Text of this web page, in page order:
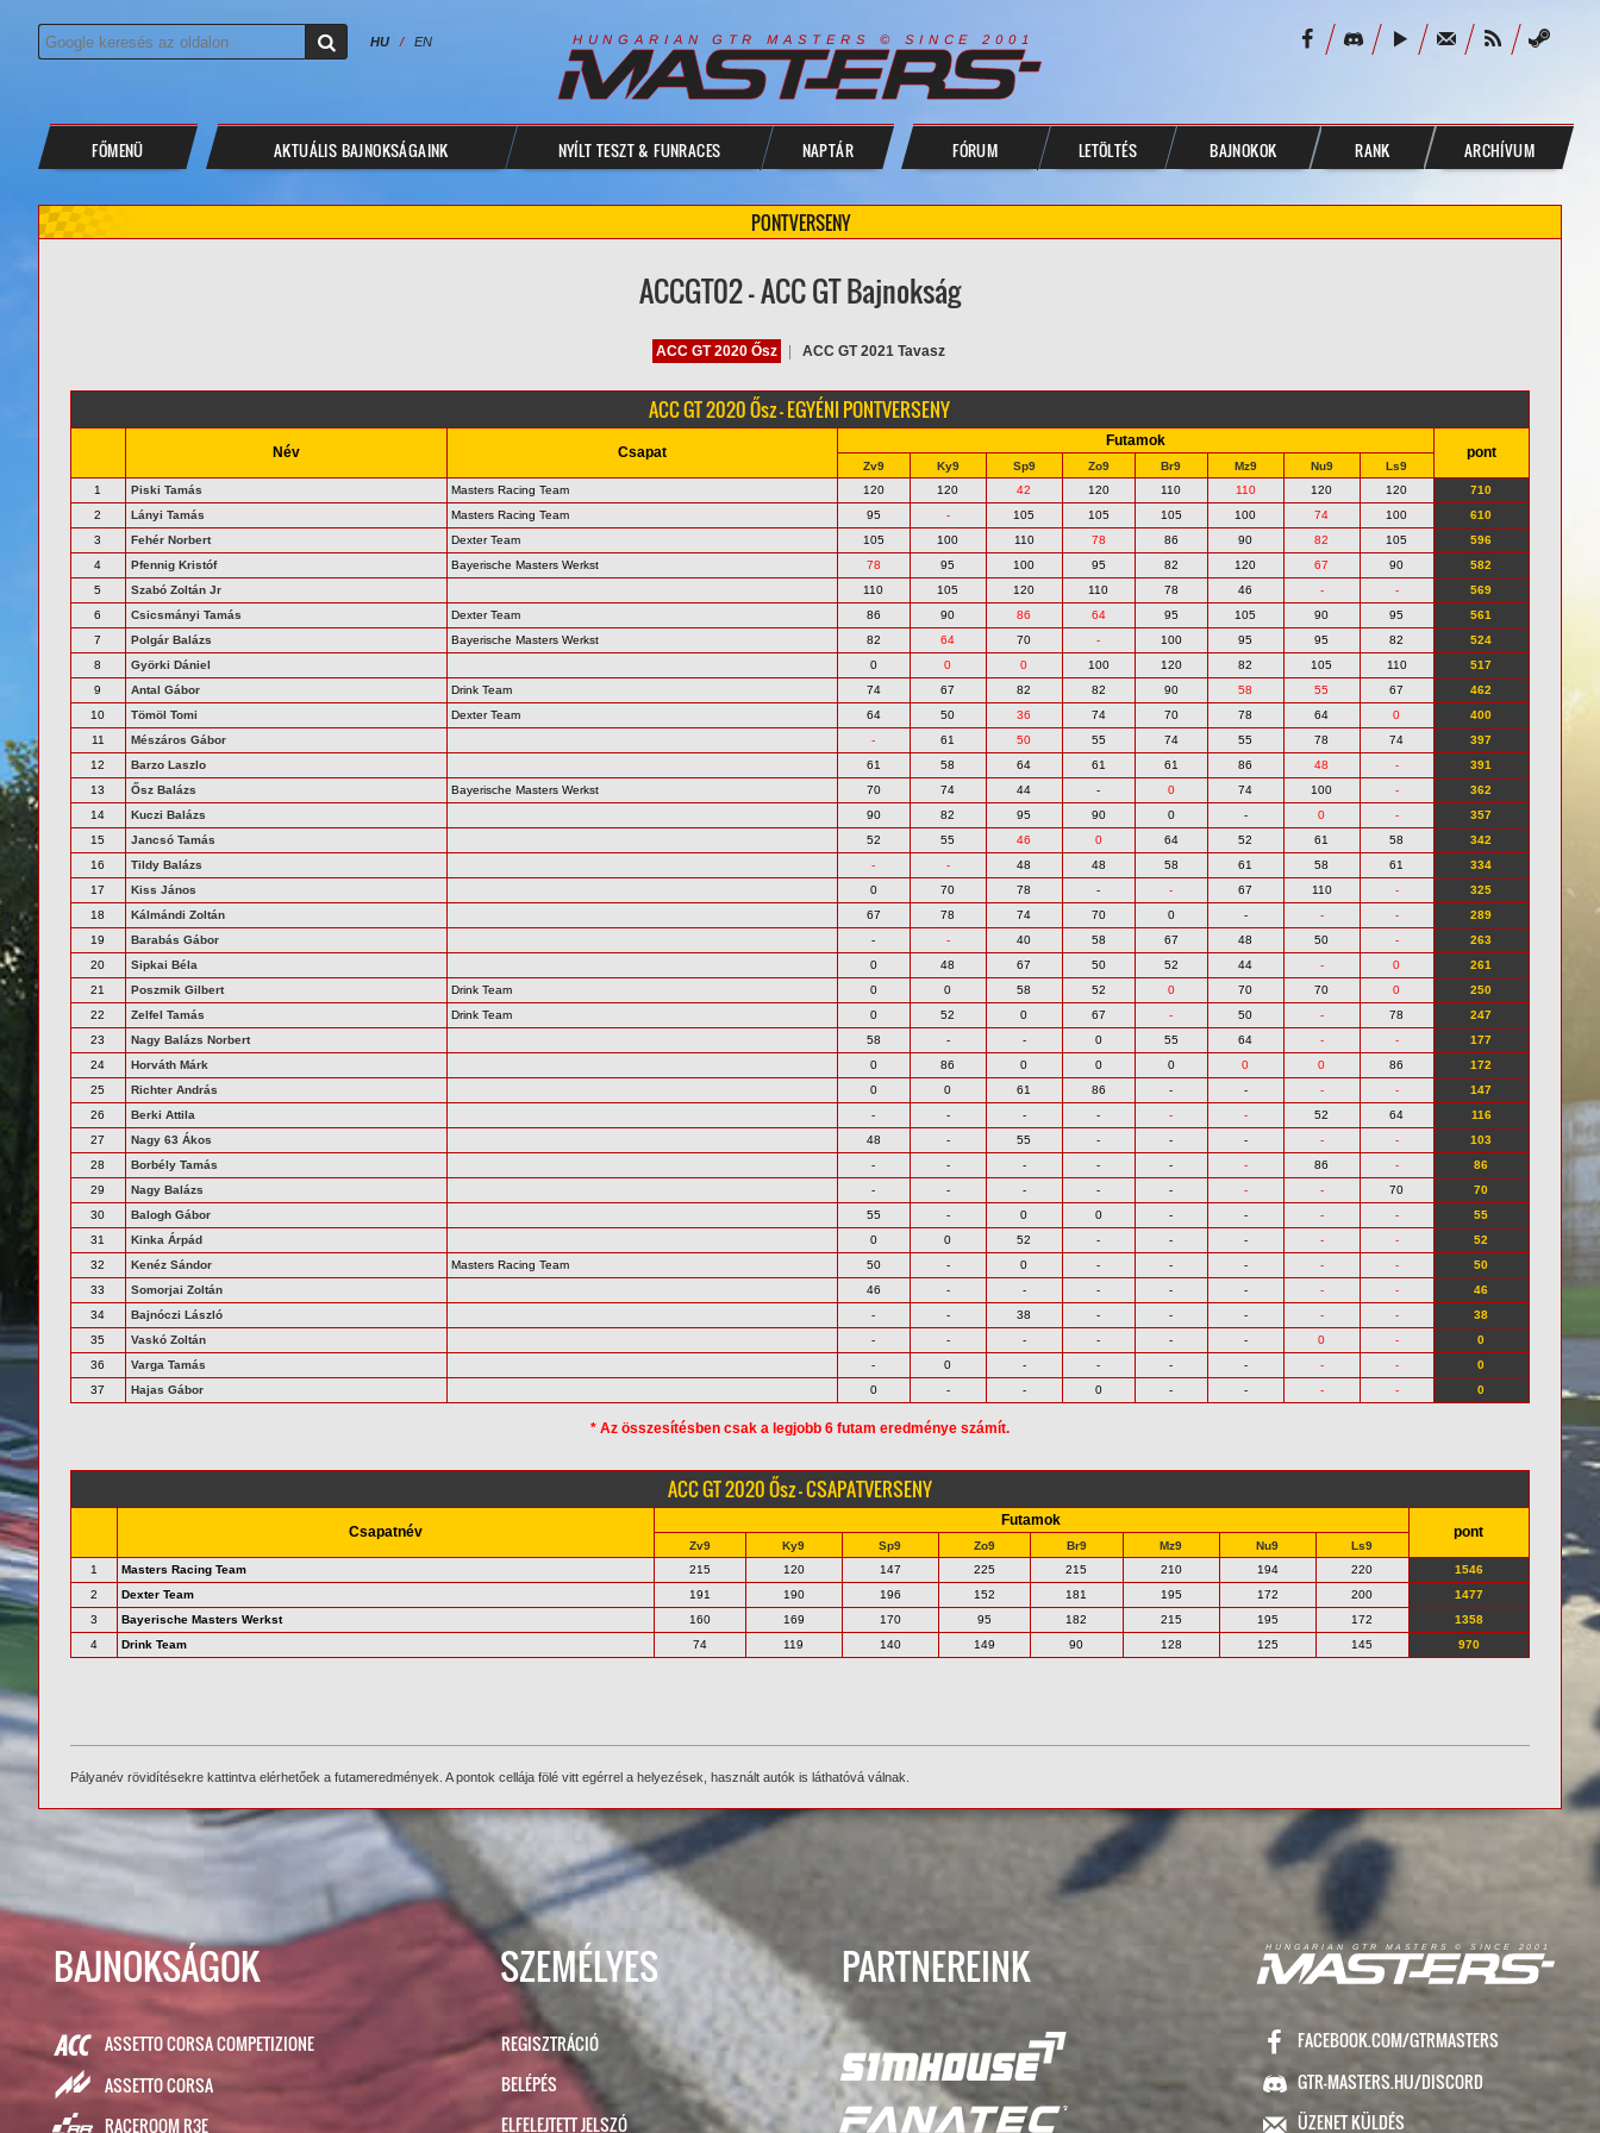
HU / EN H U N G A R I A N G T R M A S T E R S © S I N C E 2 0 0 1
FŐMENÜ AKTUÁLIS BAJNOKSÁGAINK NYÍLT TESZT & FUNRACES NAPTÁR FÓRUM LETÖLTÉS BAJNOKOK RANK ARCHÍVUM
PONTVERSENY
ACCGT02 - ACC GT Bajnokság
ACC GT 2020 Ősz ACC GT 2021 Tavasz
ACC GT 2020 Ősz - EGYÉNI PONTVERSENY
Név Csapat
Futamok
pont
Zv9 Ky9 Sp9 Zo9 Br9 Mz9 Nu9
Ls9
1
Piski Tamás Masters Racing Team 120 120 42 120 110 110 120 120
710
2
Lányi Tamás Masters Racing Team 95 - 105 105 105 100 74 100
610
3
Fehér Norbert Dexter Team 105 100 110 78 86 90 82 105
596
4
Pfennig Kristóf Bayerische Masters Werkst 78 95 100 95 82 120 67 90
582
5
Szabó Zoltán Jr 110 105 120 110 78 46 - -
569
6
Csicsmányi Tamás Dexter Team 86 90 86 64 95 105 90 95
561
7
Polgár Balázs Bayerische Masters Werkst 82 64 70 - 100 95 95 82
524
8
Györki Dániel 0 0 0 100 120 82 105 110
517
9
Antal Gábor Drink Team 74 67 82 82 90 58 55 67
462
10
Tömöl Tomi Dexter Team 64 50 36 74 70 78 64 0
400
11
Mészáros Gábor - 61 50 55 74 55 78 74
397
12
Barzo Laszlo 61 58 64 61 61 86 48 -
391
13
Ősz Balázs Bayerische Masters Werkst 70 74 44 - 0 74 100 -
362
14
Kuczi Balázs 90 82 95 90 0 - 0 -
357
15
Jancsó Tamás 52 55 46 0 64 52 61 58
342
16
Tildy Balázs - - 48 48 58 61 58 61
334
17
Kiss János 0 70 78 - - 67 110 -
325
18
Kálmándi Zoltán 67 78 74 70 0 - - -
289
19
Barabás Gábor - - 40 58 67 48 50 -
263
20
Sipkai Béla 0 48 67 50 52 44 - 0
261
21
Poszmik Gilbert Drink Team 0 0 58 52 0 70 70 0
250
22
Zelfel Tamás Drink Team 0 52 0 67 - 50 - 78
247
23
Nagy Balázs Norbert 58 - - 0 55 64 - -
177
24
Horváth Márk 0 86 0 0 0 0 0 86
172
25
Richter András 0 0 61 86 - - - -
147
26
Berki Attila - - - - - - 52 64
116
27
Nagy 63 Ákos 48 - 55 - - - - -
103
28
Borbély Tamás - - - - - - 86 -
86
29
Nagy Balázs - - - - - - - 70
70
30
Balogh Gábor 55 - 0 0 - - - -
55
31
Kinka Árpád 0 0 52 - - - - -
52
32
Kenéz Sándor Masters Racing Team 50 - 0 - - - - -
50
33
Somorjai Zoltán 46 - - - - - - -
46
34
Bajnóczi László - - 38 - - - - -
38
35
Vaskó Zoltán - - - - - - 0 -
0
36
Varga Tamás - 0 - - - - - -
0
37
Hajas Gábor 0 - - 0 - - - - 0
* Az összesítésben csak a legjobb 6 futam eredménye számít.
ACC GT 2020 Ősz - CSAPATVERSENY
Csapatnév
Futamok
pont
Zv9 Ky9 Sp9 Zo9 Br9 Mz9 Nu9
Ls9
1
Masters Racing Team 215 120 147 225 215 210 194 220
1546
2
Dexter Team 191 190 196 152 181 195 172 200
1477
3
Bayerische Masters Werkst 160 169 170 95 182 215 195 172
1358
4
Drink Team 74 119 140 149 90 128 125 145 970
Pályanév rövidítésekre kattintva elérhetőek a futameredmények. A pontok cellája fölé vitt egérrel a helyezések, használt autók is láthatóvá válnak.
BAJNOKSÁGOK
ASSETTO CORSA COMPETIZIONE
ASSETTO CORSA
RACEROOM R3E
SZEMÉLYES
REGISZTRÁCIÓ
BELÉPÉS
ELFELEJTETT JELSZÓ
PARTNEREINK H U N G A R I A N G T R M A S T E R S © S I N C E 2 0 0 1
FACEBOOK.COM/GTRMASTERS
GTR-MASTERS.HU/DISCORD
ÜZENET KÜLDÉS